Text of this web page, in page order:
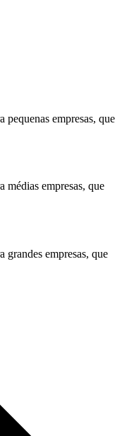
pequenas empresas, que
médias empresas, que
grandes empresas, que